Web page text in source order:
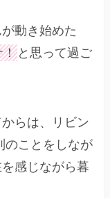
動き始めた
！ と思って過ご
らは、リビン
のことをしなが
感じながら暮